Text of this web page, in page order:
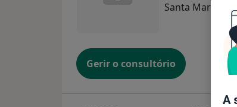
Santa Maria da
Gerir o consultório
A